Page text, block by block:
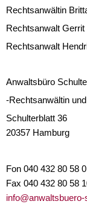
Rechtsanwältin
Rechtsanwalt
Rechtsanwalt
Anwaltsbüro
-Rechtsanwältin
Schulterblatt 36
20357 Hamburg
Fon 040 432 80 58 0
Fax 040 432 80 58
info@anwaltsbuero-